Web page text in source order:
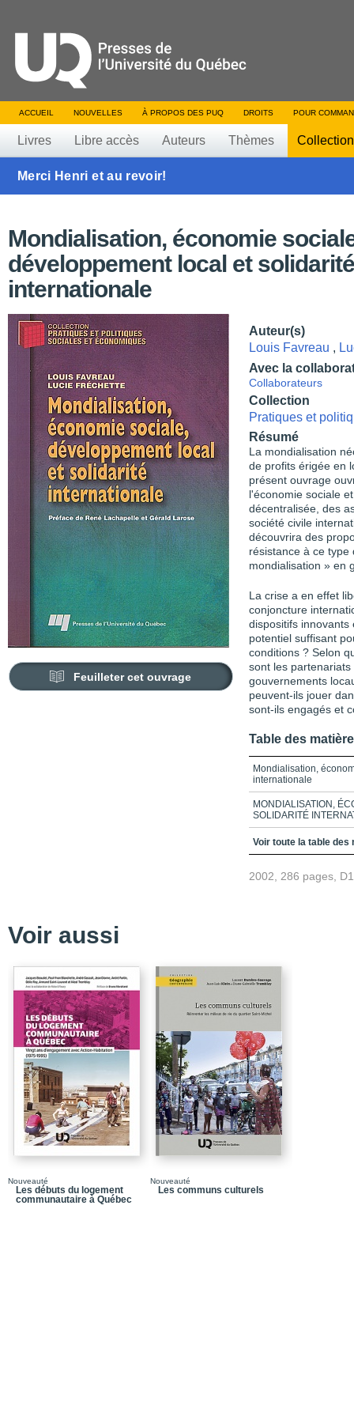
ACCUEIL NOUVELLES À PROPOS DES PUQ DROITS POUR
Livres Libre accès Auteurs Thèmes
Merci Henri et au revoir!
Mondialisation, économie
développement local et solidarité
internationale
Feuilleter cet ouvrage
Auteur(s)
Louis Favreau ,
Avec la
Collaborateurs
Collection
Pratiques et
Résumé
La mondialisation
de profits érigée en
présent ouvrage
l'économie sociale
décentralisée, des
société civile
découvrira des
résistance à ce
mondialisation » en
La crise a en effet
conjoncture
dispositifs
potentiel suffisant
conditions ? Selon
sont les
gouvernements
peuvent-ils jouer
sont-ils engagés et
Table des
Mondialisation,
internationale
MONDIALISATION,
SOLIDARITÉ
Préface
Chapitre
Chapitre
Chapitre 5_Économie
Chapitre
internationale
Conclusion_De
mondialisation
Adresses utiles
Voir toute la table des
2002, 286 pages,
Voir aussi
Nouveauté
Les débuts du logement
communautaire à Québec
Nouveauté
Les communs culturels